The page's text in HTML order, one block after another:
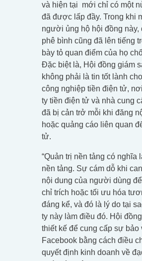
và hiện tại mới chỉ có một
đã được lấp đầy. Trong khi
người ủng hộ hội đồng này,
phê bình cũng đã lên tiếng
bày tỏ quan điểm của họ
Đặc biệt là, Hội đồng giám
không phải là tin tốt lành
công nghiệp tiền điện tử,
ty tiền điện tử và nhà cung
đã bị cản trở mỗi khi đăng
hoặc quảng cáo liên quan
tử.
“Quản trị nền tảng có nghĩa
nền tảng. Sự cám dỗ khi
nội dung của người dùng
chỉ trích hoặc tối ưu hóa
đáng kể, và đó là lý do tại
ty này làm điều đó. Hội
thiết kế để cung cấp sự bảo
Facebook bằng cách điều
quyết định kinh doanh về